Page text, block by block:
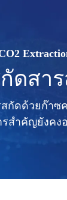
กัดสา
กัดด้วยก๊าซ
รสำคัญยังค